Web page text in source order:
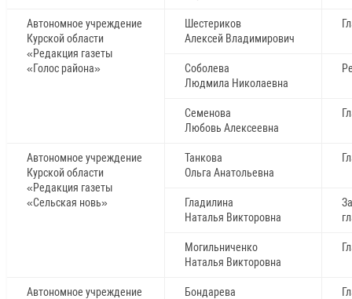
Автономное учреждение
Курской области
«Редакция газеты
«Голос района»
Шестериков
Алексей Владимирович
Соболева
Людмила Николаевна
Семенова
Любовь Алексеевна
Автономное учреждение
Курской области
«Редакция газеты
«Сельская новь»
Танкова
Ольга Анатольевна
Гладилина
Наталья Викторовна
Могильниченко
Наталья Викторовна
Автономное учреждение
Бондарева